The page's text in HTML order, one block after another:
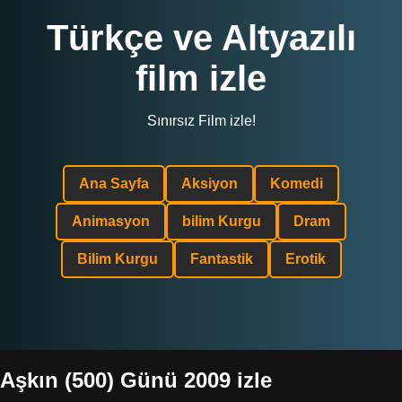
Türkçe ve Altyazılı
film izle
Sınırsız Film izle!
Ana Sayfa Aksiyon Komedi
Animasyon bilim Kurgu Dram
Bilim Kurgu Fantastik Erotik
Aşkın (500) Günü 2009 izle